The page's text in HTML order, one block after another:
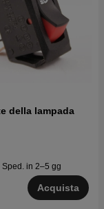
della lampada
Sped. in 2–5 gg
Acquista